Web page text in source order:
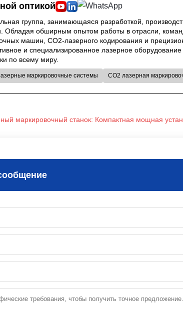
оптикой
группа, занимающаяся разработкой,
Обладая обширным опытом работы в отрасли,
машин, CO2-лазерного кодирования и
и специализированное лазерное
по всему миру.
маркировочные системы CO2 лазерная
маркировочный станок: Компактная мощная